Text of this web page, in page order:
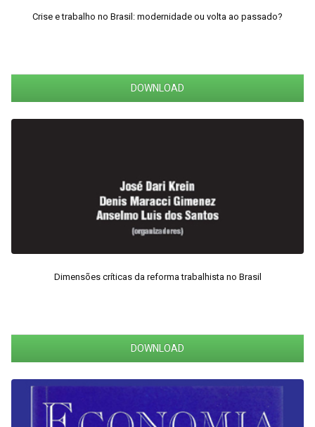
Crise e trabalho no Brasil: modernidade ou volta ao passado?
DOWNLOAD
Dimensões críticas da reforma trabalhista no Brasil
DOWNLOAD